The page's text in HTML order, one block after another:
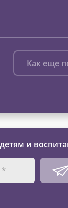
Как еще
и